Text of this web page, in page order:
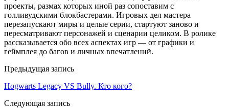
проекты, размах которых иной раз сопоставим с
голливудскими блокбастерами. Игровых дел мастера
перезапускают миры и целые серии, стартуют заново и
пересматривают персонажей и сценарии целиком. В ролике
рассказывается обо всех аспектах игр — от графики и
геймплея до багов и личных впечатлений.
Предыдущая запись
Hogwarts Legacy VS Bully. Кто кого?
Следующая запись